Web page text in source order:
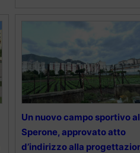
Un nuovo campo sportivo
Sperone, approvato atto
d’indirizzo alla